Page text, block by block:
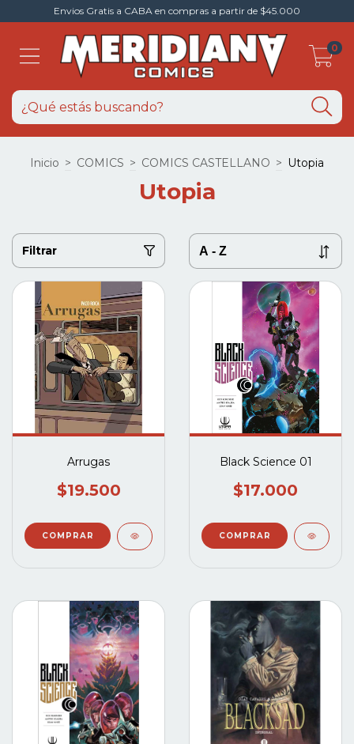
Envios Gratis a CABA en compras a partir de $45.000
0
Inicio > COMICS > COMICS CASTELLANO > Utopia
Utopia
Filtrar
Arrugas
$19.500
Black Science 01
$17.000